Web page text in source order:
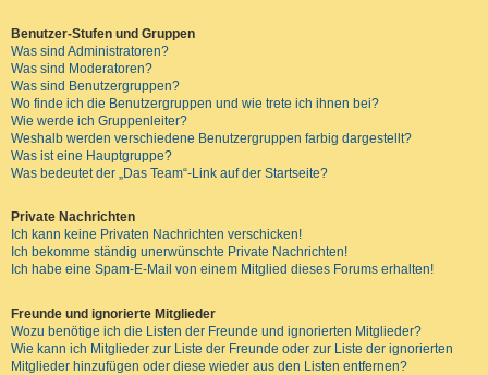
Benutzer-Stufen und Gruppen
Was sind Administratoren?
Was sind Moderatoren?
Was sind Benutzergruppen?
Wo finde ich die Benutzergruppen und wie trete ich ihnen bei?
Wie werde ich Gruppenleiter?
Weshalb werden verschiedene Benutzergruppen farbig dargestellt?
Was ist eine Hauptgruppe?
Was bedeutet der „Das Team“-Link auf der Startseite?
Private Nachrichten
Ich kann keine Privaten Nachrichten verschicken!
Ich bekomme ständig unerwünschte Private Nachrichten!
Ich habe eine Spam-E-Mail von einem Mitglied dieses Forums erhalten!
Freunde und ignorierte Mitglieder
Wozu benötige ich die Listen der Freunde und ignorierten Mitglieder?
Wie kann ich Mitglieder zur Liste der Freunde oder zur Liste der ignorierten
Mitglieder hinzufügen oder diese wieder aus den Listen entfernen?